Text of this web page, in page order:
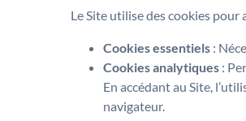
Le Site utilise des cookies
Cookies essentiels :
Cookies analytiques :
En accédant au Site,
navigateur.